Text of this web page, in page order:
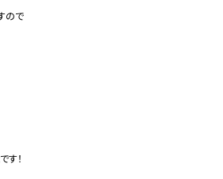
ので
す！